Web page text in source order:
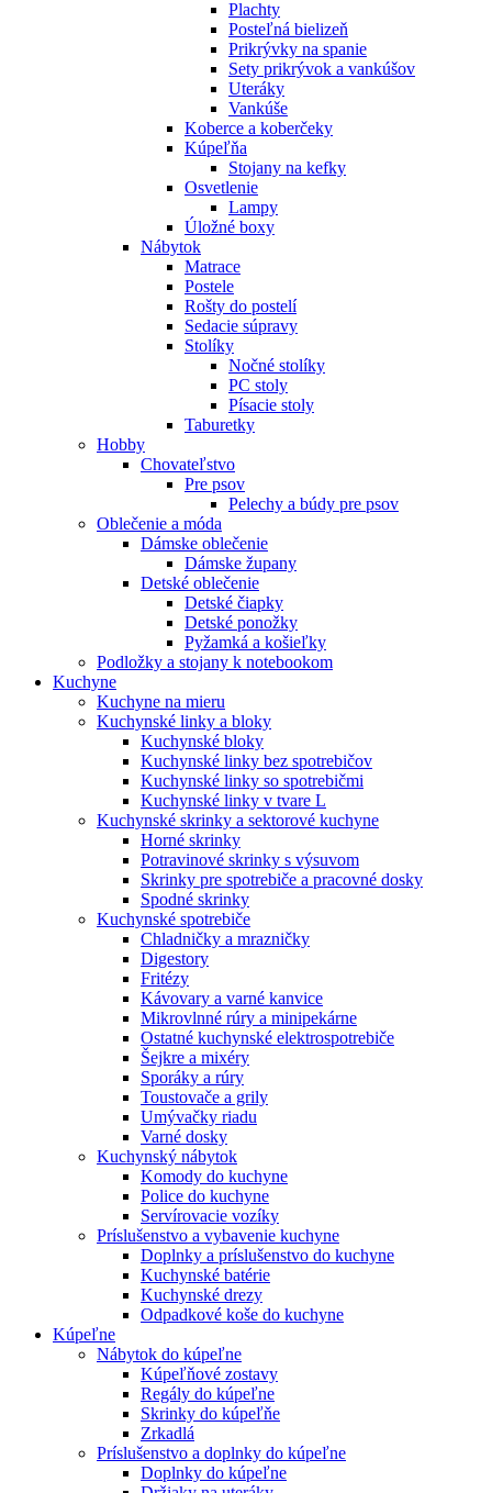
Plachty
Posteľná bielizeň
Prikrývky na spanie
Sety prikrývok a vankúšov
Uteráky
Vankúše
Koberce a koberčeky
Kúpeľňa
Stojany na kefky
Osvetlenie
Lampy
Úložné boxy
Nábytok
Matrace
Postele
Rošty do postelí
Sedacie súpravy
Stolíky
Nočné stolíky
PC stoly
Písacie stoly
Taburetky
Hobby
Chovateľstvo
Pre psov
Pelechy a búdy pre psov
Oblečenie a móda
Dámske oblečenie
Dámske župany
Detské oblečenie
Detské čiapky
Detské ponožky
Pyžamká a košieľky
Podložky a stojany k notebookom
Kuchyne
Kuchyne na mieru
Kuchynské linky a bloky
Kuchynské bloky
Kuchynské linky bez spotrebičov
Kuchynské linky so spotrebičmi
Kuchynské linky v tvare L
Kuchynské skrinky a sektorové kuchyne
Horné skrinky
Potravinové skrinky s výsuvom
Skrinky pre spotrebiče a pracovné dosky
Spodné skrinky
Kuchynské spotrebiče
Chladničky a mrazničky
Digestory
Fritézy
Kávovary a varné kanvice
Mikrovlnné rúry a minipekárne
Ostatné kuchynské elektrospotrebiče
Šejkre a mixéry
Sporáky a rúry
Toustovače a grily
Umývačky riadu
Varné dosky
Kuchynský nábytok
Komody do kuchyne
Police do kuchyne
Servírovacie vozíky
Príslušenstvo a vybavenie kuchyne
Doplnky a príslušenstvo do kuchyne
Kuchynské batérie
Kuchynské drezy
Odpadkové koše do kuchyne
Kúpeľne
Nábytok do kúpeľne
Kúpeľňové zostavy
Regály do kúpeľne
Skrinky do kúpeľňe
Zrkadlá
Príslušenstvo a doplnky do kúpeľne
Doplnky do kúpeľne